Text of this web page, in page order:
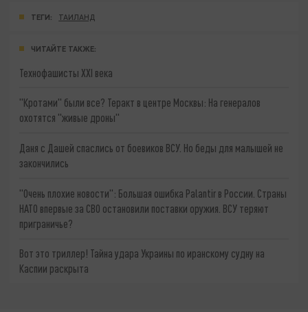
ТЕГИ: ТАИЛАНД
ЧИТАЙТЕ ТАКЖЕ:
Технофашисты XXI века
"Кротами" были все? Теракт в центре Москвы: На генералов
охотятся "живые дроны"
Даня с Дашей спаслись от боевиков ВСУ. Но беды для малышей не
закончились
"Очень плохие новости": Большая ошибка Palantir в России. Страны
НАТО впервые за СВО остановили поставки оружия. ВСУ теряют
приграничье?
Вот это триллер! Тайна удара Украины по иранскому судну на
Каспии раскрыта